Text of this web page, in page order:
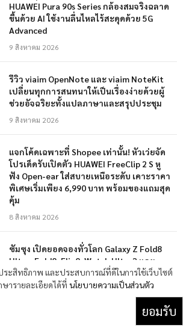
HUAWEI Pura 90s Series กล้องสมจริงฉลาด
ขึ้นด้วย AI ใช้งานลื่นไหลไร้สะดุดด้วย 5G
Advanced
9 สิงหาคม 2026
รีวิว viaim OpenNote และ viaim NoteKit
เปลี่ยนทุกการสนทนาให้เป็นเรื่องง่ายด้วยผู้
ช่วยอัจฉริยะทั้งแปลภาษาและสรุปประชุม
9 สิงหาคม 2026
แจกโค้ดเฉพาะที่ Shopee เท่านั้น! หัวเว่ยจัด
โปรเด็ดรับเปิดตัว HUAWEI FreeClip 2 S หู
ฟัง Open-ear ใส่สบายเหนือระดับ เคาะราคา
พิเศษเริ่มเพียง 6,990 บาท พร้อมของแถมสุด
คุ้ม
8 สิงหาคม 2026
ซัมซุง เปิดยอดจองทั่วโลก Galaxy Z Fold8
Ultra, Fold8, Flip8, Watch Ultra2 และ
Watch9 อย่างเป็นทางการ ว่ามียอดสั่งจองทั่ว
โลกสูงกว่ารุ่นก่อนหน้ากว่า 30%
ะสิทธิภาพ และประสบการณ์ที่ดีในการใช้เว็บไซต์
ารายละเอียดได้ที่ นโยบายความเป็นส่วนตัว
ยอมรับ